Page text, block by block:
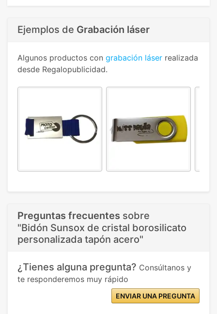
Ejemplos de Grabación láser
Algunos productos con grabación láser realizada
desde Regalopublicidad.
Preguntas frecuentes sobre
"Bidón Sunsox de cristal borosilicato
personalizada tapón acero"
¿Tienes alguna pregunta? Consúltanos y
te responderemos muy rápido
ENVIAR UNA PREGUNTA